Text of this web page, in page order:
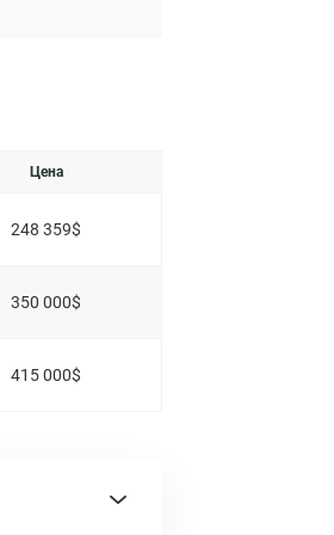
Цена
248 359$
350 000$
415 000$